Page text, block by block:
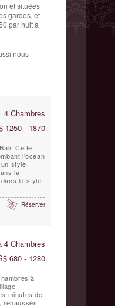
et situées
gardes, et
par nuità
nous
4 Chambres
1250 - 1870
Cette
l'océan
style
la
le style
Réserver
4 Chambres
680 - 1280
à
minutes de